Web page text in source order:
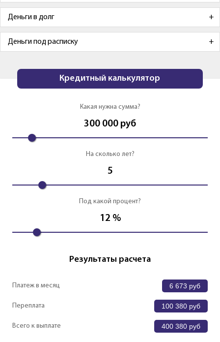
Деньги в долг
Деньги под расписку
Кредитный калькулятор
Какая нужна сумма?
300 000 руб
На сколько лет?
5
Под какой процент?
12 %
Результаты расчета
Платеж в месяц 6 673 руб
Переплата 100 380 руб
Всего к выплате 400 380 руб